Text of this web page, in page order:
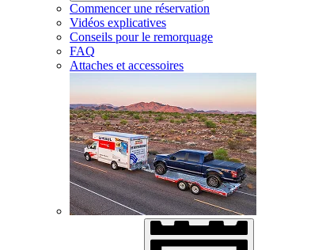
Commencer une réservation
Vidéos explicatives
Conseils pour le remorquage
FAQ
Attaches et accessoires